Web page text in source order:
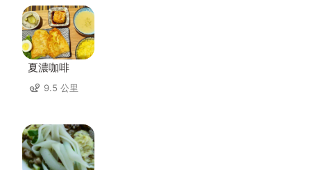
夏濃咖啡
9.5 公里